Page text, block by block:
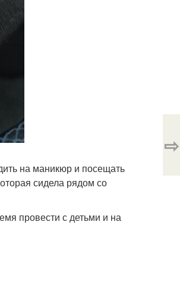
на маникюр и посещать
сидела рядом со
провести с детьми и на
⇨